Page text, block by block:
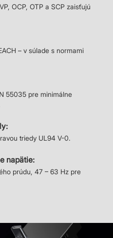
OCP, OTP a SCP zaisťujú
– v súlade s normami
55035 pre minimálne
triedy UL94 V-0.
napätie:
prúdu, 47 – 63 Hz pre